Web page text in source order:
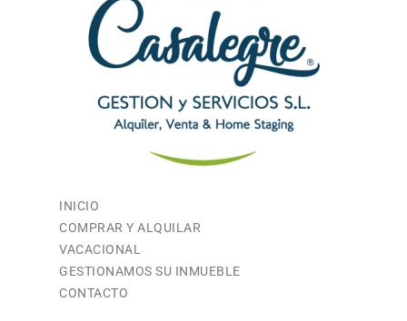
INICIO
COMPRAR Y ALQUILAR
VACACIONAL
GESTIONAMOS SU INMUEBLE
CONTACTO